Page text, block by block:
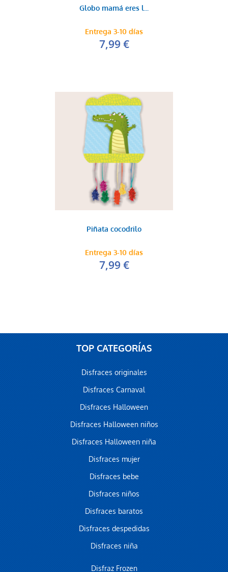
Globo mamá eres l...
Entrega 3-10 días
7,99 €
Piñata cocodrilo
Entrega 3-10 días
7,99 €
TOP CATEGORÍAS
Disfraces originales
Disfraces Carnaval
Disfraces Halloween
Disfraces Halloween niños
Disfraces Halloween niña
Disfraces mujer
Disfraces bebe
Disfraces niños
Disfraces baratos
Disfraces despedidas
Disfraces niña
Disfraz Frozen